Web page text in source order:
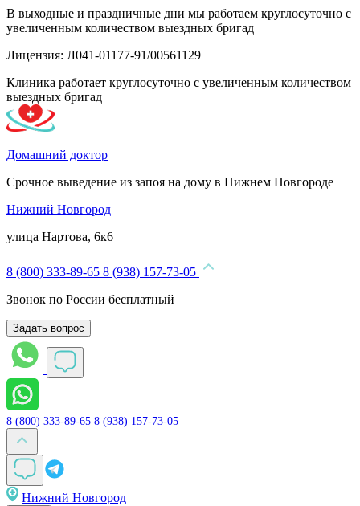
В выходные и праздничные дни мы работаем круглосуточно с
увеличенным количеством выездных бригад
Лицензия: Л041-01177-91/00561129
Клиника работает круглосуточно с увеличенным количеством
выездных бригад
Домашний доктор
Срочное выведение из запоя на дому в Нижнем Новгороде
Нижний Новгород
улица Нартова, 6к6
8 (800) 333-89-65 8 (938) 157-73-05
Звонок по России бесплатный
Задать вопрос
8 (800) 333-89-65 8 (938) 157-73-05
Нижний Новгород